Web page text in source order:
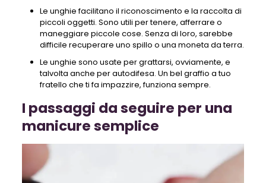
Le unghie facilitano il riconoscimento e la raccolta di
piccoli oggetti. Sono utili per tenere, afferrare o
maneggiare piccole cose. Senza di loro, sarebbe
difficile recuperare uno spillo o una moneta da terra.
Le unghie sono usate per grattarsi, ovviamente, e
talvolta anche per autodifesa. Un bel graffio a tuo
fratello che ti fa impazzire, funziona sempre.
I passaggi da seguire per una
manicure semplice